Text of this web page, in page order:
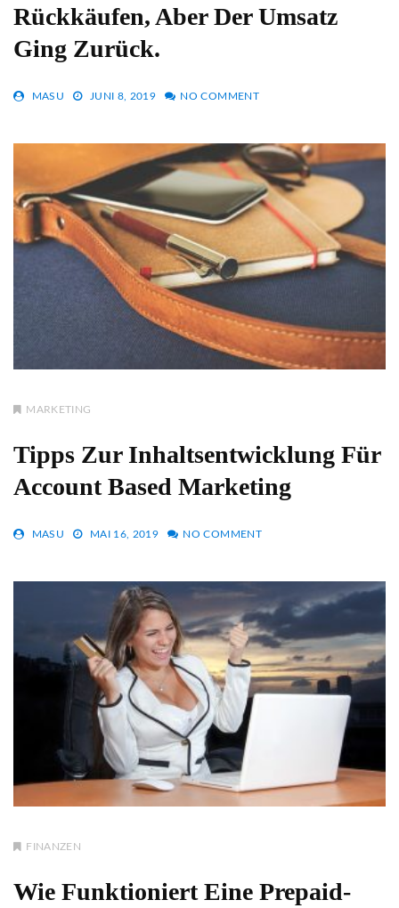
Rückkäufen, Aber Der Umsatz
Ging Zurück.
MASU JUNI 8, 2019 NO COMMENT
MARKETING
Tipps Zur Inhaltsentwicklung Für
Account Based Marketing
MASU MAI 16, 2019 NO COMMENT
FINANZEN
Wie Funktioniert Eine Prepaid-